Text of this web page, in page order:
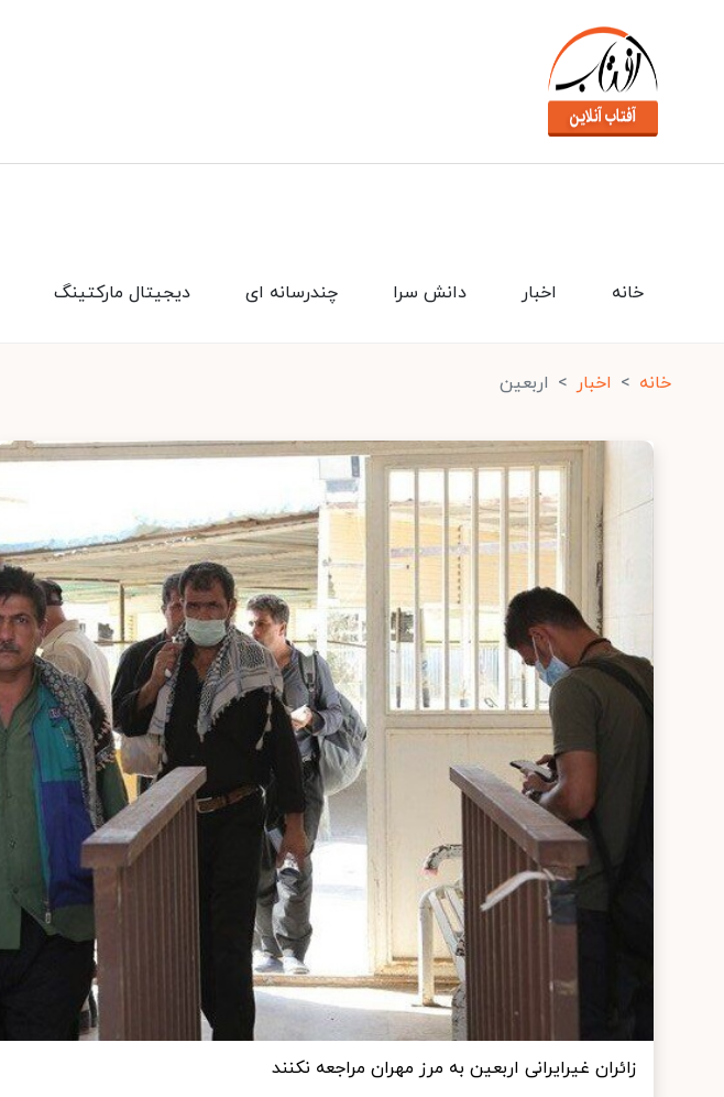
دیجیتال مارکتینگ چندرسانه ای دانش سرا اخبار خانه
خانه اخبار اربعین
زائران غیرایرانی اربعین به مرز مهران مراجعه نکنند